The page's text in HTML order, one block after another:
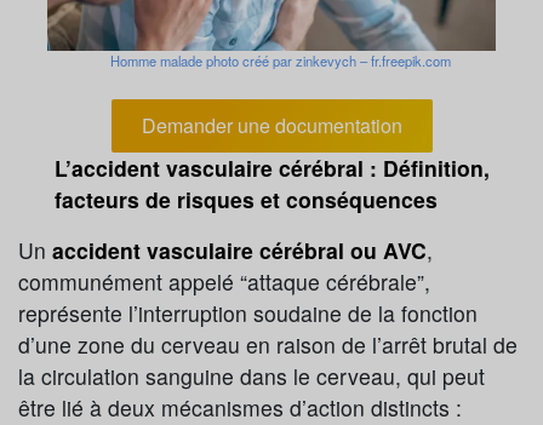
Homme malade photo créé par zinkevych – fr.freepik.com
Demander une documentation
L’accident vasculaire cérébral : Définition,
facteurs de risques et conséquences
Un accident vasculaire cérébral ou AVC,
communément appelé “attaque cérébrale”,
représente l’interruption soudaine de la fonction
d’une zone du cerveau en raison de l’arrêt brutal de
la circulation sanguine dans le cerveau, qui peut
être lié à deux mécanismes d’action distincts :